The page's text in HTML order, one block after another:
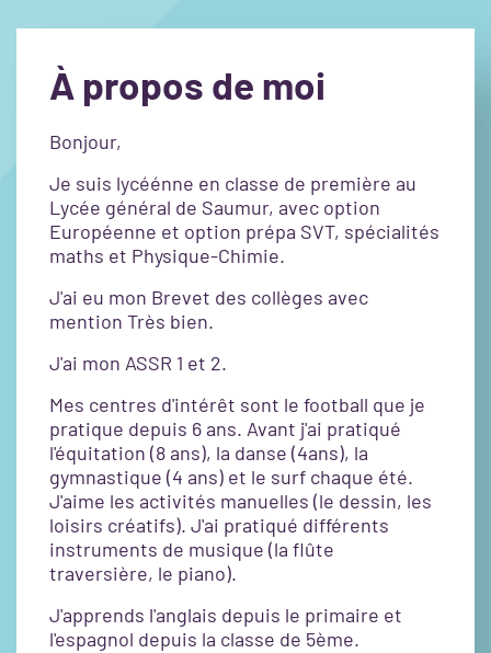
À propos de moi
Bonjour,
Je suis lycéénne en classe de première au
Lycée général de Saumur, avec option
Européenne et option prépa SVT, spécialités
maths et Physique-Chimie.
J'ai eu mon Brevet des collèges avec
mention Très bien.
J'ai mon ASSR 1 et 2.
Mes centres d'intérêt sont le football que je
pratique depuis 6 ans. Avant j'ai pratiqué
l'équitation (8 ans), la danse (4ans), la
gymnastique (4 ans) et le surf chaque été.
J'aime les activités manuelles (le dessin, les
loisirs créatifs). J'ai pratiqué différents
instruments de musique (la flûte
traversière, le piano).
J'apprends l'anglais depuis le primaire et
l'espagnol depuis la classe de 5ème.